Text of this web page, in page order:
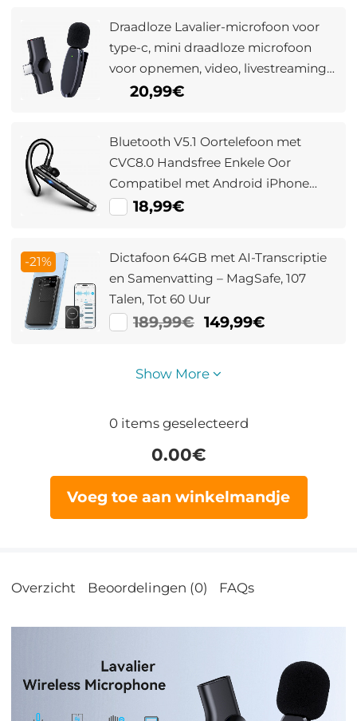
Draadloze Lavalier-microfoon voor
type-c, mini draadloze microfoon
voor opnemen, video, livestreaming,
vloggen
20,99€
Bluetooth V5.1 Oortelefoon met
CVC8.0 Handsfree Enkele Oor
Compatibel met Android iPhone
Laptop18,99€
-21%
Dictafoon 64GB met AI-Transcriptie
en Samenvatting – MagSafe, 107
Talen, Tot 60 Uur
189,99€ 149,99€
Show More
0items geselecteerd
0.00€
Voeg toe aan winkelmandje
Overzicht Beoordelingen (0) FAQs